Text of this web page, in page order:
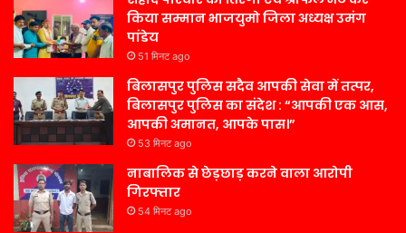
किया सम्मान भाजयुमो जिला अध्यक्ष उमंग
पांडेय
51 मिनट ago
बिलासपुर पुलिस सदैव आपकी सेवा में तत्पर,
बिलासपुर पुलिस का संदेश : “आपकी एक आस,
आपकी अमानत, आपके पास।”
53 मिनट ago
नाबालिक से छेड़छाड़ करने वाला आरोपी
गिरफ्तार
54 मिनट ago